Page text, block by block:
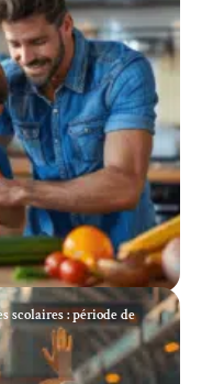
scolaires : période de